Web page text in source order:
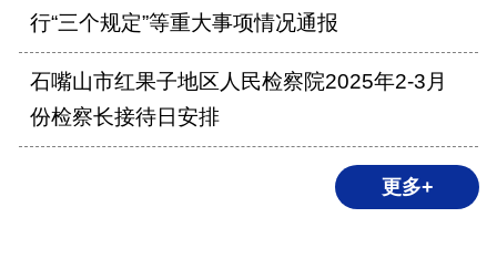
行“三个规定”等重大事项情况通报
石嘴山市红果子地区人民检察院2025年2-3月
份检察长接待日安排
更多+